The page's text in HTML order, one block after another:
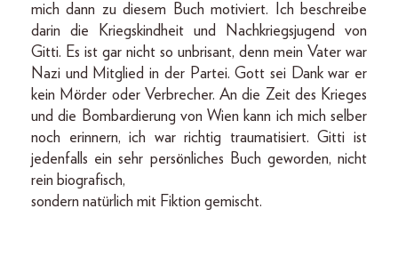
mich dann zu diesem Buch motiviert. Ich beschreibe
darin die Kriegskindheit und Nachkriegsjugend von
Gitti. Es ist gar nicht so unbrisant, denn mein Vater war
Nazi und Mitglied in der Partei. Gott sei Dank war er
kein Mörder oder Verbrecher. An die Zeit des Krieges
und die Bombardierung von Wien kann ich mich selber
noch erinnern, ich war richtig traumatisiert. Gitti ist
jedenfalls ein sehr persönliches Buch geworden, nicht
rein biografisch,
sondern natürlich mit Fiktion gemischt.